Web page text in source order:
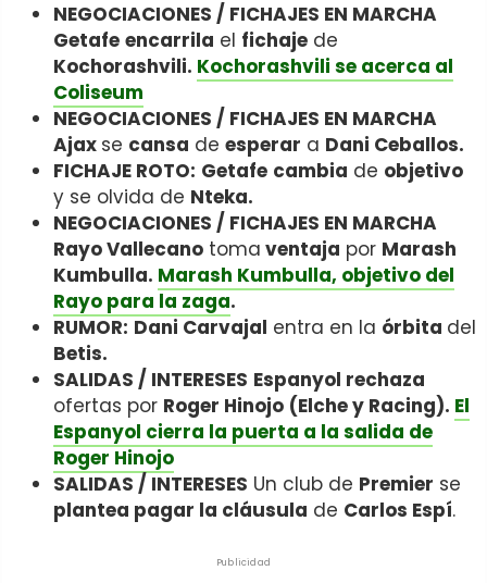
NEGOCIACIONES / FICHAJES EN MARCHA
Getafe encarrila el fichaje de
Kochorashvili. Kochorashvili se acerca al
Coliseum
NEGOCIACIONES / FICHAJES EN MARCHA
Ajax se cansa de esperar a Dani Ceballos.
FICHAJE ROTO: Getafe cambia de objetivo
y se olvida de Nteka.
NEGOCIACIONES / FICHAJES EN MARCHA
Rayo Vallecano toma ventaja por Marash
Kumbulla. Marash Kumbulla, objetivo del
Rayo para la zaga.
RUMOR: Dani Carvajal entra en la órbita del
Betis.
SALIDAS / INTERESES Espanyol rechaza
ofertas por Roger Hinojo (Elche y Racing). El
Espanyol cierra la puerta a la salida de
Roger Hinojo
SALIDAS / INTERESES Un club de Premier se
plantea pagar la cláusula de Carlos Espí.
Publicidad